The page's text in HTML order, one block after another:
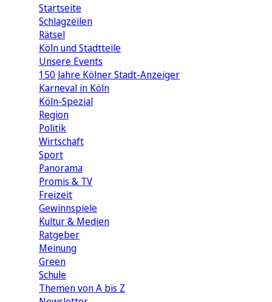
Startseite
Schlagzeilen
Rätsel
Köln und Stadtteile
Unsere Events
150 Jahre Kölner Stadt-Anzeiger
Karneval in Köln
Köln-Spezial
Region
Politik
Wirtschaft
Sport
Panorama
Promis & TV
Freizeit
Gewinnspiele
Kultur & Medien
Ratgeber
Meinung
Green
Schule
Themen von A bis Z